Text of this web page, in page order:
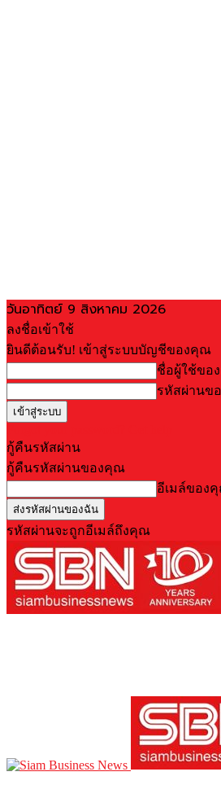
วันอาทิตย์ 9 สิงหาคม 2026
ลงชื่อเข้าใช้
ยินดีต้อนรับ! เข้าสู่ระบบบัญชีของคุณ
ชื่อผู้ใช้ขอ
รหัสผ่านข
กู้คืนรหัสผ่าน
กู้คืนรหัสผ่านของคุณ
อีเมล์ของ
รหัสผ่านจะถูกอีเมล์ถึงคุณ